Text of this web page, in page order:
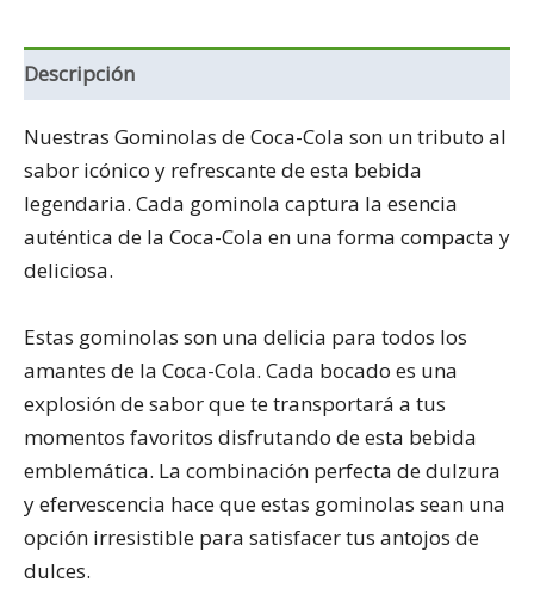
Descripción
Nuestras Gominolas de Coca-Cola son un tributo al
sabor icónico y refrescante de esta bebida
legendaria. Cada gominola captura la esencia
auténtica de la Coca-Cola en una forma compacta y
deliciosa.
Estas gominolas son una delicia para todos los
amantes de la Coca-Cola. Cada bocado es una
explosión de sabor que te transportará a tus
momentos favoritos disfrutando de esta bebida
emblemática. La combinación perfecta de dulzura
y efervescencia hace que estas gominolas sean una
opción irresistible para satisfacer tus antojos de
dulces.